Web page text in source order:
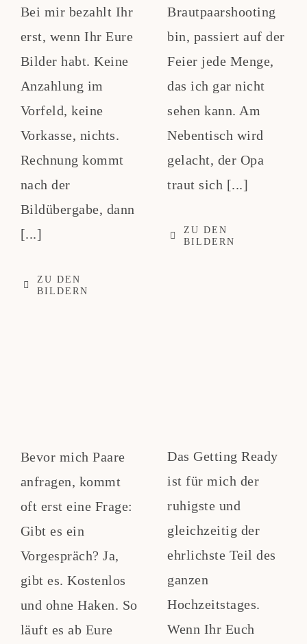
Bei mir bezahlt Ihr
erst, wenn Ihr Eure
Bilder habt. Keine
Anzahlung im
Vorfeld, keine
Vorkasse, nichts.
Rechnung kommt
nach der
Bildübergabe, dann
[...]
ZU DEN
BILDERN
Brautpaarshooting
bin, passiert auf der
Feier jede Menge,
das ich gar nicht
sehen kann. Am
Nebentisch wird
gelacht, der Opa
traut sich [...]
ZU DEN
BILDERN
Bevor mich Paare
anfragen, kommt
oft erst eine Frage:
Gibt es ein
Vorgespräch? Ja,
gibt es. Kostenlos
und ohne Haken. So
läuft es ab Eure
Das Getting Ready
ist für mich der
ruhigste und
gleichzeitig der
ehrlichste Teil des
ganzen
Hochzeitstages.
Wenn Ihr Euch